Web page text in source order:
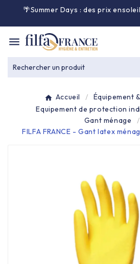
🌴Summer Days : des prix

Entretien général
Équipement & matériel
Collecte des déchets
Produit ouate

Alimentaire & jetable 
Équipement cuisine pro
Rechercher un produit
Accueil
Équipement
Equipement de protection
Gant ménage
FILFA FRANCE - Gant latex